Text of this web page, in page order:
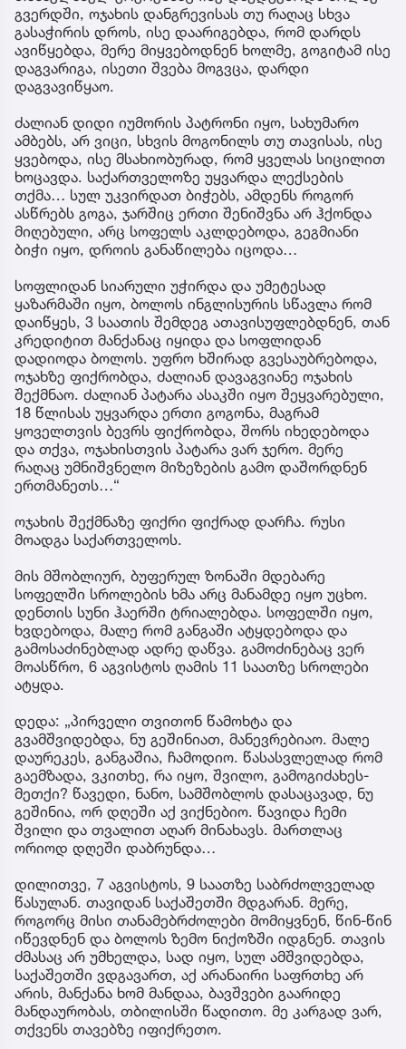
გვერდში, ოჯახის დანგრევისას თუ რაღაც სხვა
გასაჭირის დროს, ისე დაარიგებდა, რომ დარდს
ავიწყებდა, მერე მიყვებოდნენ ხოლმე, გოგიტამ ისე
დაგვარიგა, ისეთი შვება მოგვცა, დარდი
დაგვავიწყაო.
ძალიან დიდი იუმორის პატრონი იყო, სახუმარო
ამბებს, არ ვიცი, სხვის მოგონილს თუ თავისას, ისე
ყვებოდა, ისე მსახიობურად, რომ ყველას სიცილით
ხოცავდა. საქართველოზე უყვარდა ლექსების
თქმა… სულ უკვირდათ ბიჭებს, ამდენს როგორ
ასწრებს გოგა, ჯარშიც ერთი შენიშვნა არ ჰქონდა
მიღებული, არც სოფელს აკლდებოდა, გეგმიანი
ბიჭი იყო, დროის განაწილება იცოდა…
სოფლიდან სიარული უჭირდა და უმეტესად
ყაზარმაში იყო, ბოლოს ინგლისურის სწავლა რომ
დაიწყეს, 3 საათის შემდეგ ათავისუფლებდნენ, თან
კრედიტით მანქანაც იყიდა და სოფლიდან
დადიოდა ბოლოს. უფრო ხშირად გვესაუბრებოდა,
ოჯახზე ფიქრობდა, ძალიან დავაგვიანე ოჯახის
შექმნაო. ძალიან პატარა ასაკში იყო შეყვარებული,
18 წლისას უყვარდა ერთი გოგონა, მაგრამ
ყოველთვის ბევრს ფიქრობდა, შორს იხედებოდა
და თქვა, ოჯახისთვის პატარა ვარ ჯერო. მერე
რაღაც უმნიშვნელო მიზეზების გამო დაშორდნენ
ერთმანეთს…“
ოჯახის შექმნაზე ფიქრი ფიქრად დარჩა. რუსი
მოადგა საქართველოს.
მის მშობლიურ, ბუფერულ ზონაში მდებარე
სოფელში სროლების ხმა არც მანამდე იყო უცხო.
დენთის სუნი ჰაერში ტრიალებდა. სოფელში იყო,
ხვდებოდა, მალე რომ განგაში ატყდებოდა და
გამოსაძინებლად ადრე დაწვა. გამოძინებაც ვერ
მოასწრო, 6 აგვისტოს ღამის 11 საათზე სროლები
ატყდა.
დედა: „პირველი თვითონ წამოხტა და
გვამშვიდებდა, ნუ გეშინიათ, მანევრებიაო. მალე
დაურეკეს, განგაშია, ჩამოდიო. წასასვლელად რომ
გაემზადა, ვკითხე, რა იყო, შვილო, გამოგიძახეს-
მეთქი? წავედი, ნანო, სამშობლოს დასაცავად, ნუ
გეშინია, ორ დღეში აქ ვიქნებიო. წავიდა ჩემი
შვილი და თვალით აღარ მინახავს. მართლაც
ორიოდ დღეში დაბრუნდა…
დილითვე, 7 აგვისტოს, 9 საათზე საბრძოლველად
წასულან. თავიდან საქაშეთში მდგარან. მერე,
როგორც მისი თანამებრძოლები მომიყვნენ, წინ-წინ
იწევდნენ და ბოლოს ზემო ნიქოზში იდგნენ. თავის
ძმასაც არ უმხელდა, სად იყო, სულ ამშვიდებდა,
საქაშეთში ვდგავართ, აქ არანაირი საფრთხე არ
არის, მანქანა ხომ მანდაა, ბავშვები გაარიდე
მანდაურობას, თბილისში წადითო. მე კარგად ვარ,
თქვენს თავებზე იფიქრეთო.